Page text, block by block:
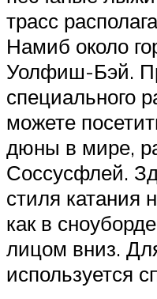
трасс
Намиб около
Уолфиш-Бэй.
специального
можете
дюны в мире,
Соссусфлей.
стиля катания
как в
лицом вниз.
используется